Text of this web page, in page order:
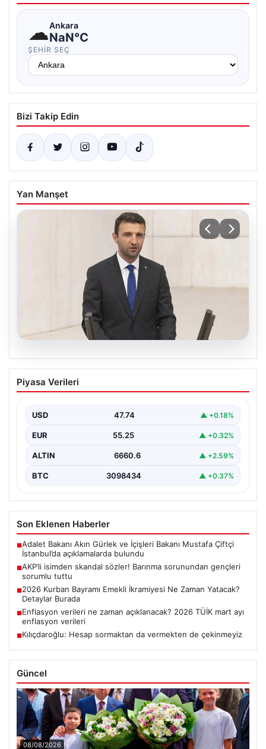
☁Ankara
NaN°C
ŞEHIR SEÇ
Bizi Takip Edin
Yan Manşet
07.08.2026
AKP’li isimden skandal sözler! Barınma
sorunundan gençleri sorumlu tuttu
Sorunu ve Gençlerin Sorumluluğu Üzerine Tartışmalar",
"content":…
Piyasa Verileri
USD 47.74 ▲ +0.18%
EUR 55.25 ▲ +0.32%
ALTIN 6660.6 ▲ +2.59%
BTC 3098434 ▲ +0.37%
Son Eklenen Haberler
■Adalet Bakanı Akın Gürlek ve İçişleri Bakanı Mustafa Çiftçi
İstanbul’da açıklamalarda bulundu
■AKP’li isimden skandal sözler! Barınma sorunundan gençleri
sorumlu tuttu
■2026 Kurban Bayramı Emekli İkramiyesi Ne Zaman Yatacak?
Detaylar Burada
■Enflasyon verileri ne zaman açıklanacak? 2026 TÜİK mart ayı
enflasyon verileri
■Kılıçdaroğlu: Hesap sormaktan da vermekten de çekinmeyiz
Güncel
08/08/2026